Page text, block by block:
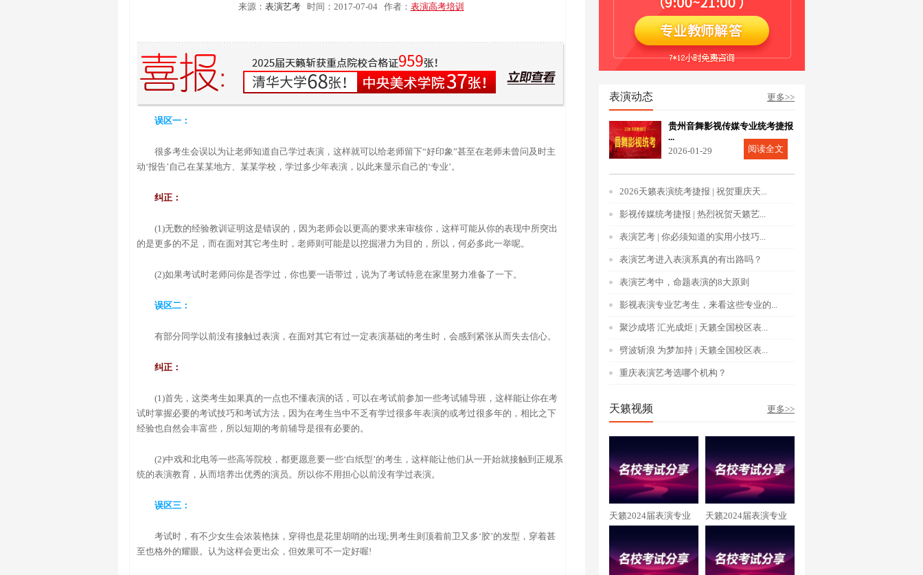
来源： 表演艺考 时间：2017-07-04 作者： 表演高考培训
误区一：
很多考生会误以为让老师知道自己学过表演，这样就可以给老师留下“好印象”甚至在老师未曾问及时主
动‘报告’自己在某某地方、某某学校，学过多少年表演，以此来显示自己的‘专业’。
纠正：
(1)无数的经验教训证明这是错误的，因为老师会以更高的要求来审核你，这样可能从你的表现中所突出
的是更多的不足，而在面对其它考生时，老师则可能是以挖掘潜力为目的，所以，何必多此一举呢。
(2)如果考试时老师问你是否学过，你也要一语带过，说为了考试特意在家里努力准备了一下。
误区二：
有部分同学以前没有接触过表演，在面对其它有过一定表演基础的考生时，会感到紧张从而失去信心。
纠正：
(1)首先，这类考生如果真的一点也不懂表演的话，可以在考试前参加一些考试辅导班，这样能让你在考
试时掌握必要的考试技巧和考试方法，因为在考生当中不乏有学过很多年表演的或考过很多年的，相比之下
经验也自然会丰富些，所以短期的考前辅导是很有必要的。
(2)中戏和北电等一些高等院校，都更愿意要一些‘白纸型’的考生，这样能让他们从一开始就接触到正规系
统的表演教育，从而培养出优秀的演员。所以你不用担心以前没有学过表演。
误区三：
考试时，有不少女生会浓装艳抹，穿得也是花里胡哨的出现;男考生则顶着前卫又多‘胶’的发型，穿着甚
至也格外的耀眼。认为这样会更出众，但效果可不一定好喔!
表演动态 更多>>
贵州音舞影视传媒专业统考捷报
...
2026-01-29
阅读全文
2026天籁表演统考捷报 | 祝贺重庆天...
影视传媒统考捷报 | 热烈祝贺天籁艺...
表演艺考 | 你必须知道的实用小技巧...
表演艺考进入表演系真的有出路吗？
表演艺考中，命题表演的8大原则
影视表演专业艺考生，来看这些专业的...
聚沙成塔 汇光成炬 | 天籁全国校区表...
劈波斩浪 为梦加持 | 天籁全国校区表...
重庆表演艺考选哪个机构？
天籁视频 更多>>
天籁2024届表演专业 天籁2024届表演专业
学录取